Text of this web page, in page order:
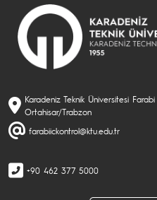
Karadeniz Teknik Üniversitesi
Ortahisar/Trabzon
farabiickontrol@ktu.edu.tr
+90 462 377 5000